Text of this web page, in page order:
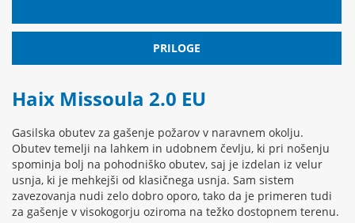
PRILOGE
Haix Missoula 2.0 EU
Gasilska obutev za gašenje požarov v naravnem okolju.
Obutev temelji na lahkem in udobnem čevlju, ki pri nošenju
spominja bolj na pohodniško obutev, saj je izdelan iz velur
usnja, ki je mehkejši od klasičnega usnja. Sam sistem
zavezovanja nudi zelo dobro oporo, tako da je primeren tudi
za gašenje v visokogorju oziroma na težko dostopnem terenu.